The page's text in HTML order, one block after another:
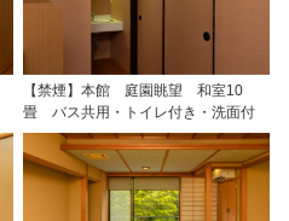
【禁煙】本館 庭園眺望 和室10
畳 バス共用・トイレ付き・洗面付